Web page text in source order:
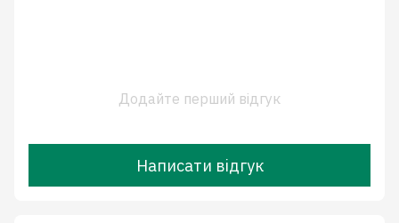
Додайте перший відгук
Написати відгук